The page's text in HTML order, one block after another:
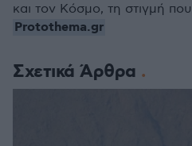
Σχετικά Άρθρα
και τον Κόσμο, τη στιγμή
Protothema.gr